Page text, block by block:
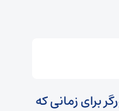
برای زمانی که